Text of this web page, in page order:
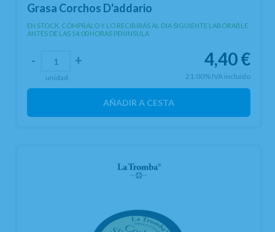
Grasa Corchos D'addario
EN STOCK. CÓMPRALO Y LO RECIBIRÁS AL DIA SIGUIENTE LABORABLE
ANTES DE LAS 14:00 HORAS PENINSULA
4,40€
21.00% IVA incluido
- +
unidad
AÑADIR A CESTA